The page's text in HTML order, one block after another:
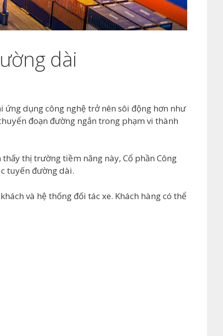
dài
dụng công nghệ trở nên sôi động hơn như
đoạn đường ngắn trong phạm vi thành
thị trường tiềm năng này, Cổ phần Công
tuyến đường dài.
và hệ thống đối tác xe. Khách hàng có thể